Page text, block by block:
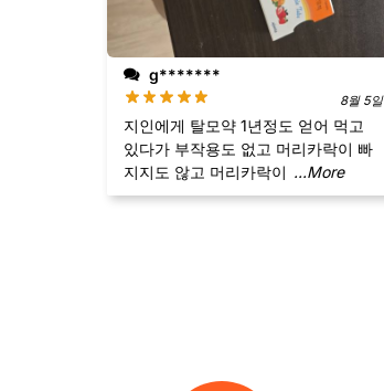
g*******
8월 5일
지인에게 탈모약 1년정도 얻어 먹고
있다가 부작용도 없고 머리카락이 빠
지지도 않고 머리카락이 ...More